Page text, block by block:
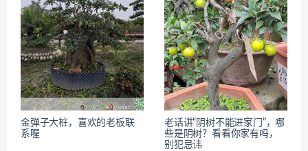
金弹子大桩，喜欢的老板联
系喔
老话讲“阴树不能进家门”，哪
些是阴树？看看你家有吗，
别犯忌讳